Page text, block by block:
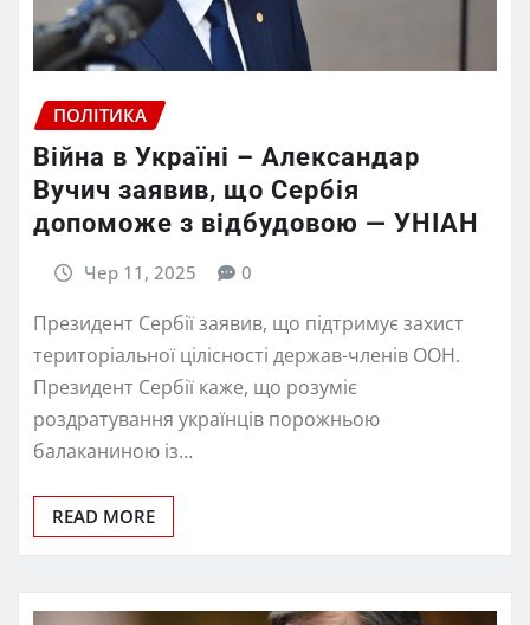
ПОЛІТИКА
Війна в Україні – Александар
Вучич заявив, що Сербія
допоможе з відбудовою — УНІАН
Чер 11, 2025 0
Президент Сербії заявив, що підтримує захист
територіальної цілісності держав-членів ООН.
Президент Сербії каже, що розуміє
роздратування українців порожньою
балаканиною із…
READ MORE